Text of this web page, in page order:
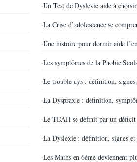
·Un Test de Dyslexie aide à
·La Crise d’adolescence se
·Une histoire pour dormir aide
·Les symptômes de la Phobie
·Le trouble dys : définition, signes
·La Dyspraxie : définition,
·Le TDAH se définit par un déficit
·La Dyslexie : définition, signes et
·Les Maths en 6ème deviennent